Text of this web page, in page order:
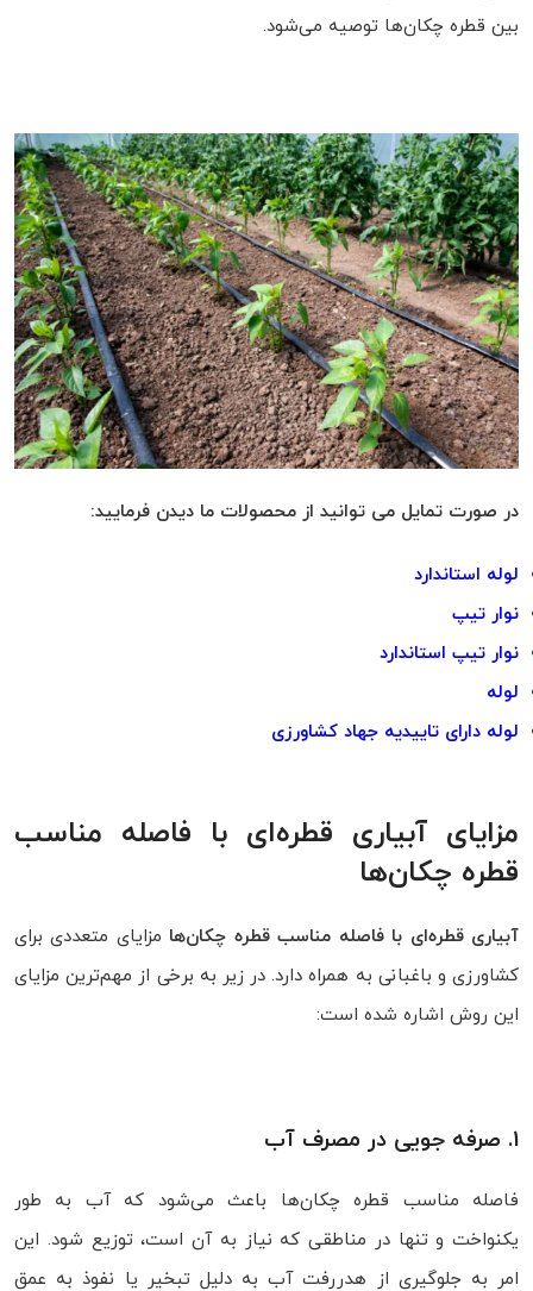
بین قطره‌ چکان‌ها توصیه می‌شود.
در صورت تمایل می توانید از محصولات ما دیدن فرمایید:
لوله استاندارد
نوار تیپ
نوار تیپ استاندارد
لوله
لوله دارای تاییدیه جهاد کشاورزی
مزایای آبیاری قطره‌ای با فاصله مناسب
قطره‌ چکان‌ها
آبیاری قطره‌ای با فاصله مناسب قطره‌ چکان‌ها مزایای متعددی برای
کشاورزی و باغبانی به همراه دارد. در زیر به برخی از مهم‌ترین مزایای
این روش اشاره شده است:
1. صرفه‌ جویی در مصرف آب
فاصله مناسب قطره‌ چکان‌ها باعث می‌شود که آب به‌ طور
یکنواخت و تنها در مناطقی که نیاز به آن است، توزیع شود. این
امر به جلوگیری از هدررفت آب به دلیل تبخیر یا نفوذ به عمق